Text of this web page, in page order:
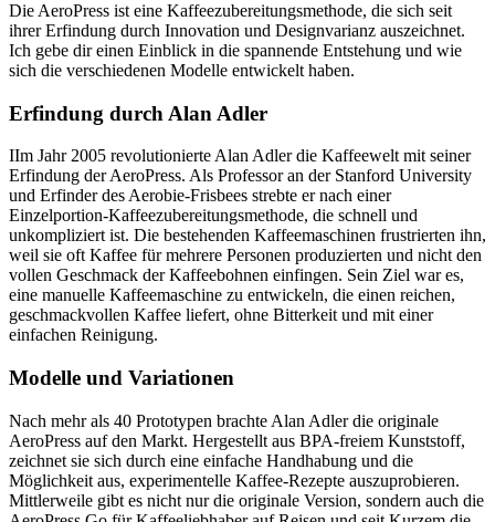
Die AeroPress ist eine Kaffeezubereitungsmethode, die sich seit
ihrer Erfindung durch Innovation und Designvarianz auszeichnet.
Ich gebe dir einen Einblick in die spannende Entstehung und wie
sich die verschiedenen Modelle entwickelt haben.
Erfindung durch Alan Adler
IIm Jahr 2005 revolutionierte Alan Adler die Kaffeewelt mit seiner
Erfindung der AeroPress. Als Professor an der Stanford University
und Erfinder des Aerobie-Frisbees strebte er nach einer
Einzelportion-Kaffeezubereitungsmethode, die schnell und
unkompliziert ist. Die bestehenden Kaffeemaschinen frustrierten ihn,
weil sie oft Kaffee für mehrere Personen produzierten und nicht den
vollen Geschmack der Kaffeebohnen einfingen. Sein Ziel war es,
eine manuelle Kaffeemaschine zu entwickeln, die einen reichen,
geschmackvollen Kaffee liefert, ohne Bitterkeit und mit einer
einfachen Reinigung.
Modelle und Variationen
Nach mehr als 40 Prototypen brachte Alan Adler die originale
AeroPress auf den Markt. Hergestellt aus BPA-freiem Kunststoff,
zeichnet sie sich durch eine einfache Handhabung und die
Möglichkeit aus, experimentelle Kaffee-Rezepte auszuprobieren.
Mittlerweile gibt es nicht nur die originale Version, sondern auch die